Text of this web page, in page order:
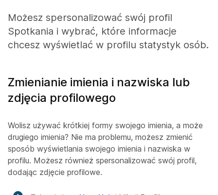
Możesz spersonalizować swój profil
Spotkania i wybrać, które informacje
chcesz wyświetlać w profilu statystyk osób.
Zmienianie imienia i nazwiska lub
zdjęcia profilowego
Wolisz używać krótkiej formy swojego imienia, a może
drugiego imienia? Nie ma problemu, możesz zmienić
sposób wyświetlania swojego imienia i nazwiska w
profilu. Możesz również spersonalizować swój profil,
dodając zdjęcie profilowe.